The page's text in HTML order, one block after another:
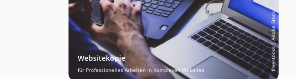
freestocks | Adobe Stock
Websitekopie
für Professionelles Arbeiten in Komplexen Websites